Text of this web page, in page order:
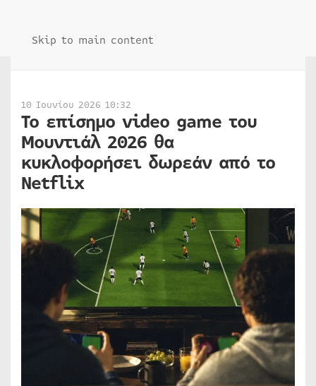
Skip to main content
10 Ιουνίου 2026 10:32
Το επίσημο video game του
Μουντιάλ 2026 θα
κυκλοφορήσει δωρεάν από το
Netflix